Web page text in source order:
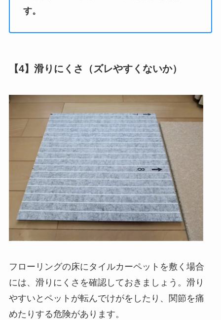
す。
【4】滑りにくさ（ズレやすくないか）
フローリングの床にタイルカーペットを敷く場合
には、滑りにくさを確認しておきましょう。滑り
やすいとペットが転んでけがをしたり、関節を痛
めたりする危険があります。